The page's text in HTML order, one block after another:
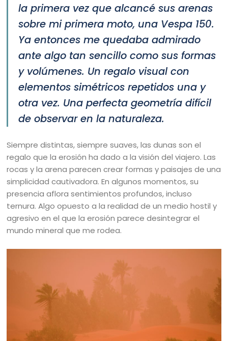
la primera vez que alcancé sus arenas
sobre mi primera moto, una Vespa 150.
Ya entonces me quedaba admirado
ante algo tan sencillo como sus formas
y volúmenes. Un regalo visual con
elementos simétricos repetidos una y
otra vez. Una perfecta geometría difícil
de observar en la naturaleza.
Siempre distintas, siempre suaves, las dunas son el
regalo que la erosión ha dado a la visión del viajero. Las
rocas y la arena parecen crear formas y paisajes de una
simplicidad cautivadora. En algunos momentos, su
presencia aflora sentimientos profundos, incluso
ternura. Algo opuesto a la realidad de un medio hostil y
agresivo en el que la erosión parece desintegrar el
mundo mineral que me rodea.